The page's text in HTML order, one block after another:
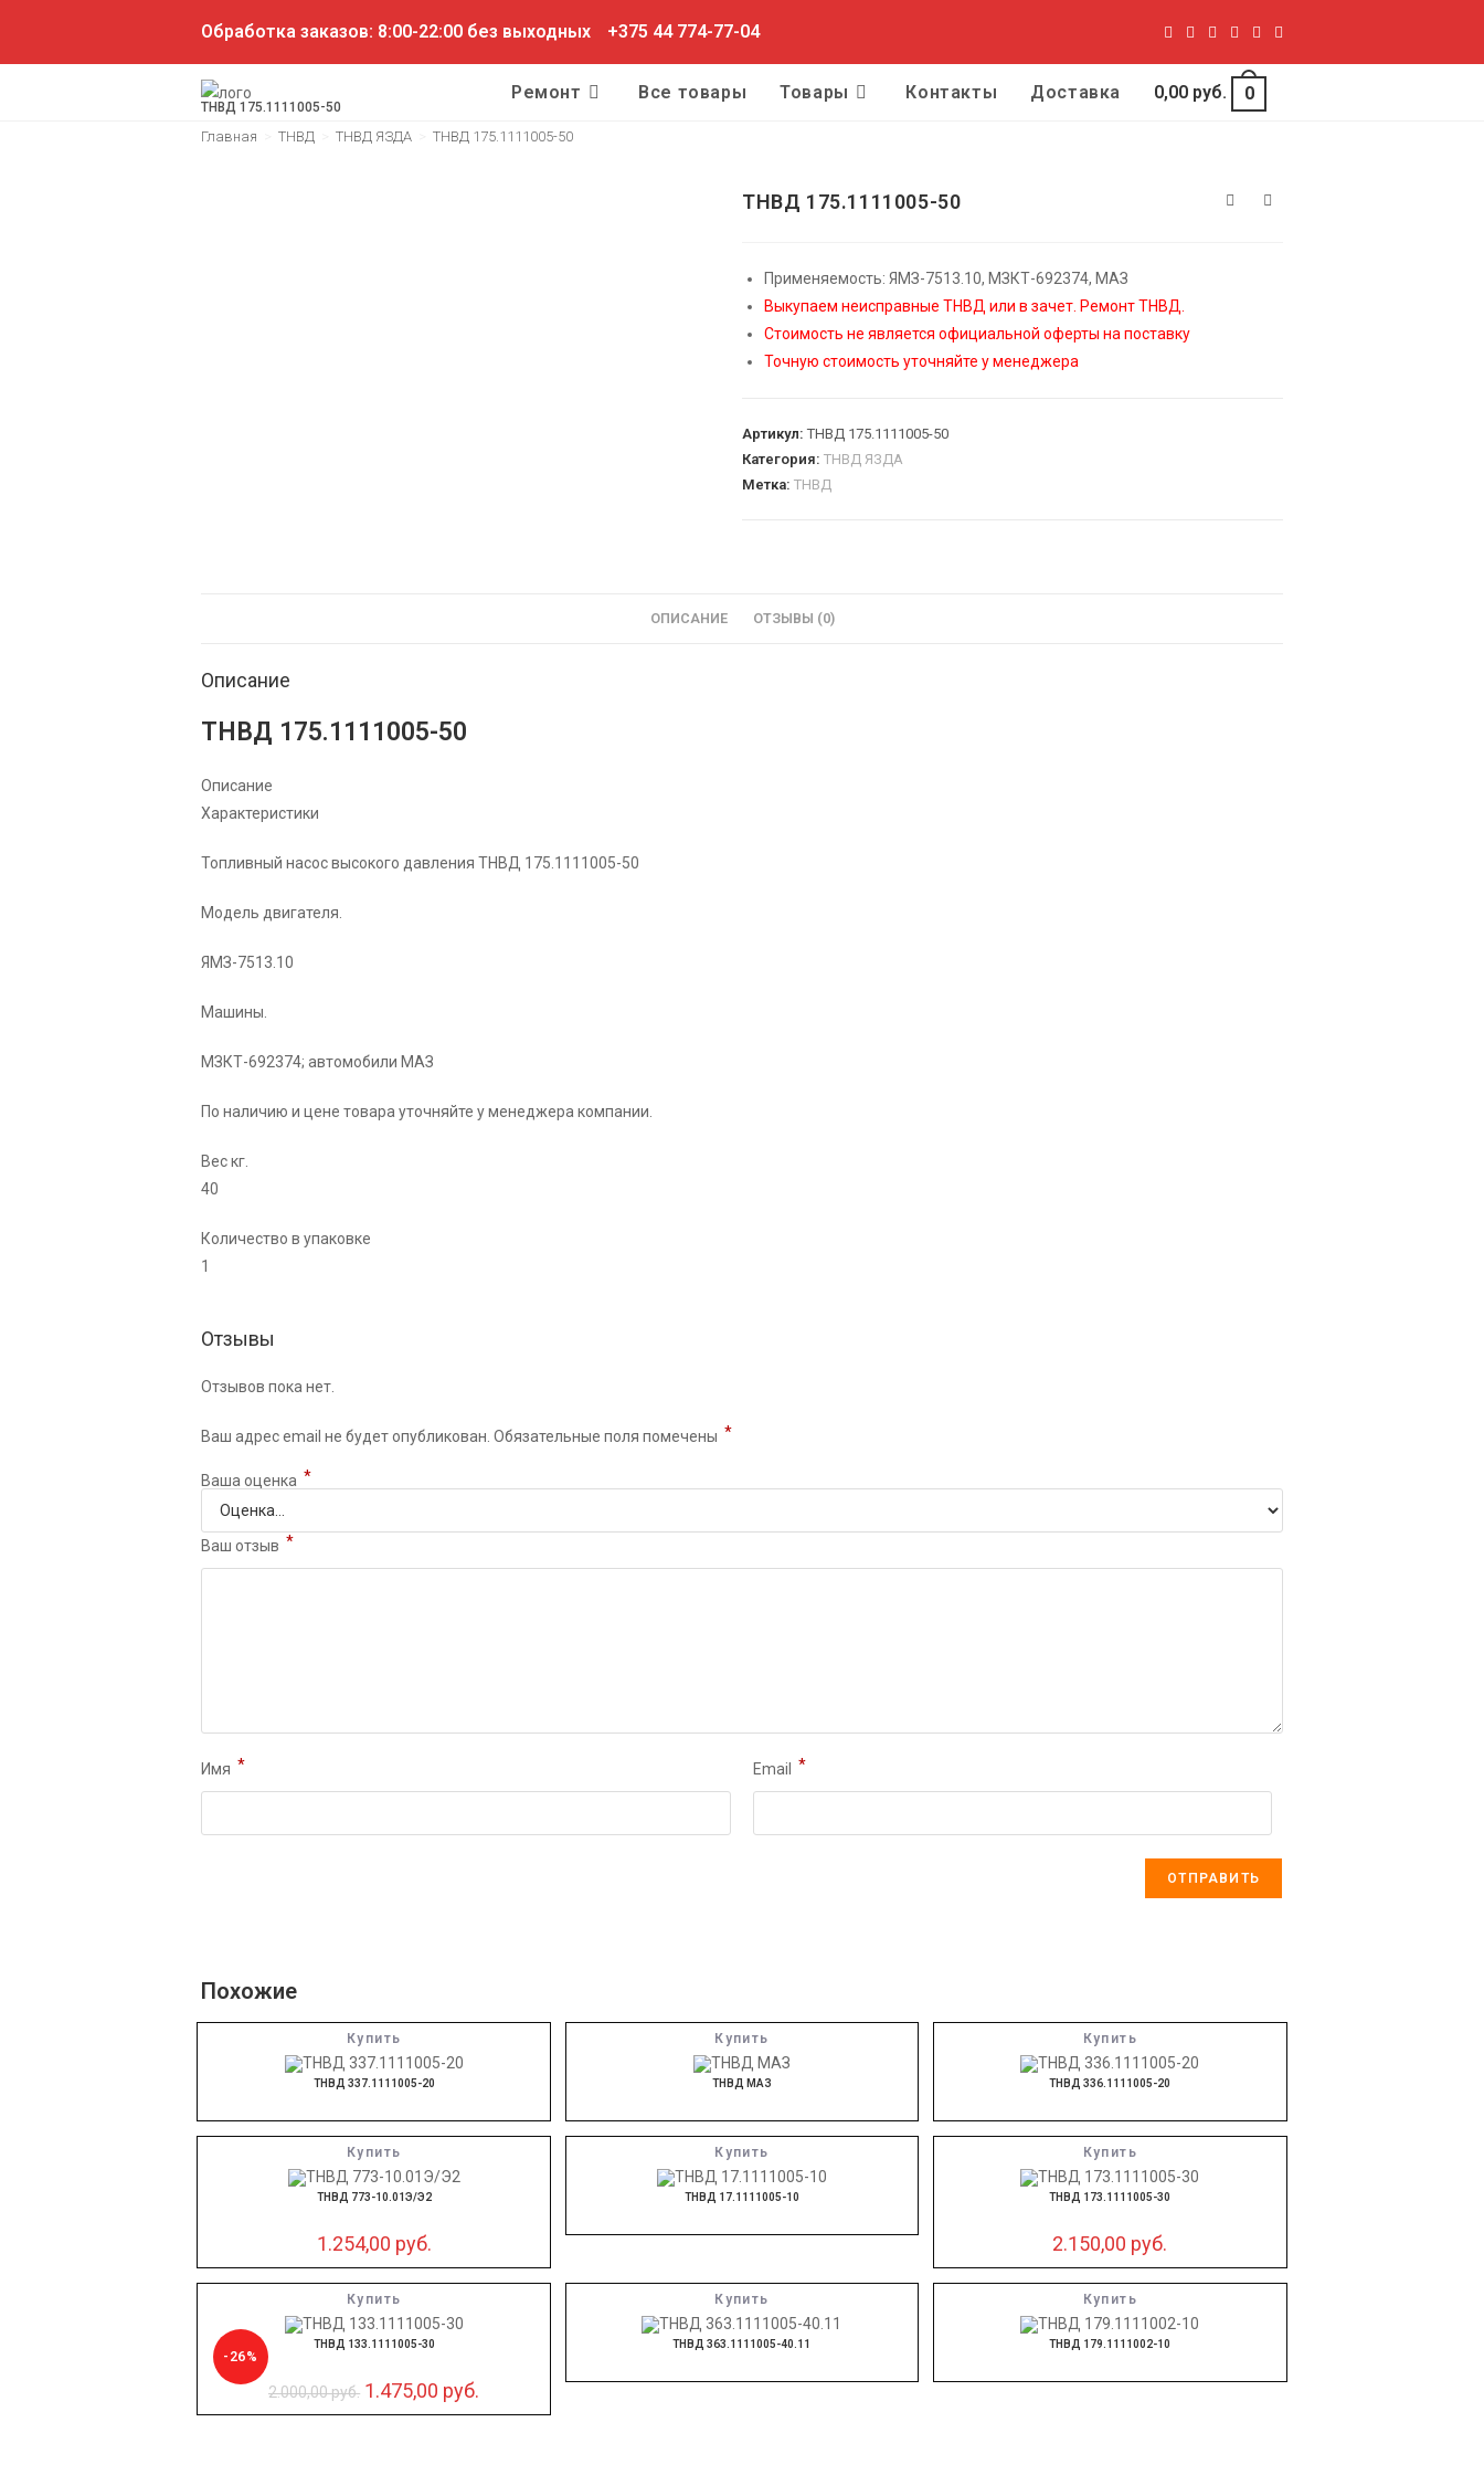
Обработка заказов: 8:00-22:00 без выходных +375 44 774-77-04
Ремонт Все товары Товары Контакты Доставка 0,00 руб. 0
ТНВД 175.1111005-50
Главная ТНВД ТНВД ЯЗДА ТНВД 175.1111005-50
ТНВД 175.1111005-50
Применяемость: ЯМЗ-7513.10, МЗКТ-692374, МАЗ
Выкупаем неисправные ТНВД или в зачет. Ремонт ТНВД.
Стоимость не является официальной оферты на поставку
Точную стоимость уточняйте у менеджера
Артикул: ТНВД 175.1111005-50
Категория: ТНВД ЯЗДА
Метка: ТНВД
ОПИСАНИЕ ОТЗЫВЫ (0)
Описание
ТНВД 175.1111005-50
Описание
Характеристики
Топливный насос высокого давления ТНВД 175.1111005-50
Модель двигателя.
ЯМЗ-7513.10
Машины.
МЗКТ-692374; автомобили МАЗ
По наличию и цене товара уточняйте у менеджера компании.
Вес кг.
40
Количество в упаковке
1
Отзывы
Отзывов пока нет.
Ваш адрес email не будет опубликован. Обязательные поля помечены *
Ваша оценка *
Ваш отзыв *
Имя * Email *
Похожие
Купить
ТНВД 337.1111005-20
Купить
ТНВД МАЗ
Купить
ТНВД 336.1111005-20
Купить
ТНВД 773-10.01Э/Э2
1.254,00 руб.
Купить
ТНВД 17.1111005-10
Купить
ТНВД 173.1111005-30
2.150,00 руб.
Купить
-26%
ТНВД 133.1111005-30
2.000,00руб. 1.475,00 руб.
Купить
ТНВД 363.1111005-40.11
Купить
ТНВД 179.1111002-10